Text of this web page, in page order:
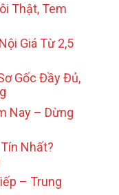
Thật, Tem
Giá Từ 2,5
Gốc Đầy Đủ,
Nay – Dừng
Nhất?
– Trung